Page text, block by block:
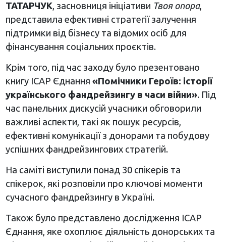
ТАТАРЧУК, засновниця ініціативи Твоя опора,
представила ефективні стратегії залучення
підтримки від бізнесу та відомих осіб для
фінансування соціальних проєктів.
Крім того, під час заходу було презентовано
книгу ІСАР Єднання «Помічники Героїв: історії
українського фандрейзингу в часи війни». Під
час панельних дискусій учасники обговорили
важливі аспекти, такі як пошук ресурсів,
ефективні комунікації з донорами та побудову
успішних фандрейзингових стратегій.
На саміті виступили понад 30 спікерів та
спікерок, які розповіли про ключові моменти
сучасного фандрейзингу в Україні.
Також було представлено дослідження ІСАР
Єднання, яке охоплює діяльність донорських та